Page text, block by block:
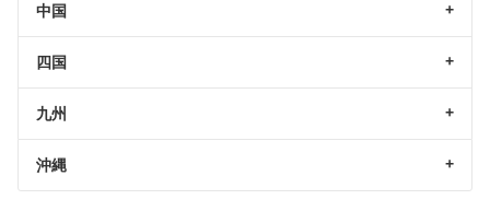
中国
四国
九州
沖縄